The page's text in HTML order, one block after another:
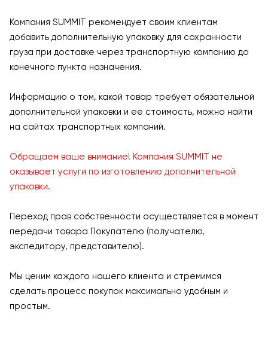
Компания SUMMIT рекомендует своим клиентам
добавить дополнительную упаковку для сохранности
груза при доставке через транспортную компанию до
конечного пункта назначения.
Информацию о том, какой товар требует обязательной
дополнительной упаковки и ее стоимость, можно найти
на сайтах транспортных компаний.
Обращаем ваше внимание! Компания SUMMIT не
оказывает услуги по изготовлению дополнительной
упаковки.
Переход прав собственности осуществляется в момент
передачи товара Покупателю (получателю,
экспедитору, представителю).
Мы ценим каждого нашего клиента и стремимся
сделать процесс покупок максимально удобным и
простым.